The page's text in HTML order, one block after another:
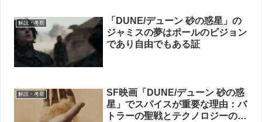
解説・考察
「DUNE/デューン 砂の惑星」の
ジャミスの夢はポールのビジョン
であり自由でもある証
解説・考察
SF映画「DUNE/デューン 砂の惑
星」でスパイスが重要な理由：バ
トラーの聖戦とテクノロジーの停